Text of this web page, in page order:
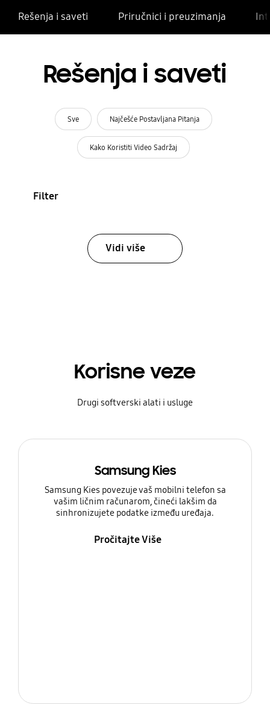
Rešenja i saveti Priručnici i preuzimanja
Rešenja i saveti
Sve Najčešće Postavljana Pitanja
Kako Koristiti Video Sadržaj
Filter
Vidi više
Korisne veze
Drugi softverski alati i usluge
Samsung Kies
Samsung Kies povezuje vaš mobilni telefon sa
vašim ličnim računarom, čineći lakšim da
sinhronizujete podatke između uređaja.
Pročitajte Više